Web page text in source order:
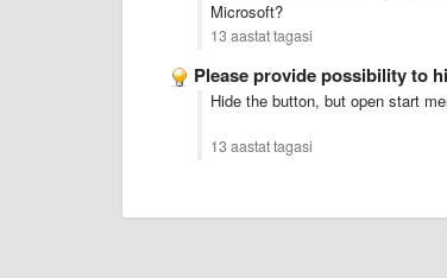
Microsoft?
13 aastat tagasi
Please provide possibility to
Hide the button, but open start
13 aastat tagasi